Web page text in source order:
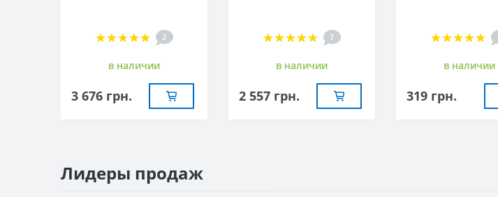
2
в наличии
3 676 грн.
7
в наличии
2 557 грн.
в наличии
319 грн.
Лидеры продаж